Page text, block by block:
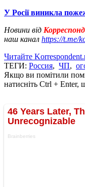
У Росії виникла
Новини від
наш канал https://t.me/
Читайте
ТЕГИ: Россия, ЧП,
Якщо ви помітили
натисніть Ctrl + Enter,